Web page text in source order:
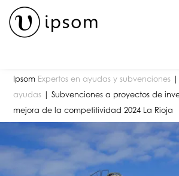
Skip
content
Ipsom Expertos en ayudas y subvenciones
ayudas |Subvenciones a proyectos de
mejora de la competitividad 2024 La Rioja